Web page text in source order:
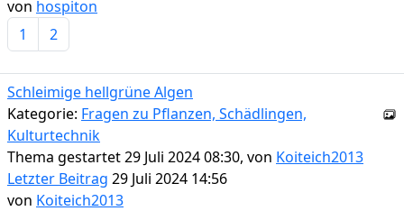
von hospiton
1
2
Schleimige hellgrüne Algen
Kategorie: Fragen zu Pflanzen, Schädlingen,
Kulturtechnik
Thema gestartet 29 Juli 2024 08:30, von Koiteich2013
Letzter Beitrag 29 Juli 2024 14:56
von Koiteich2013